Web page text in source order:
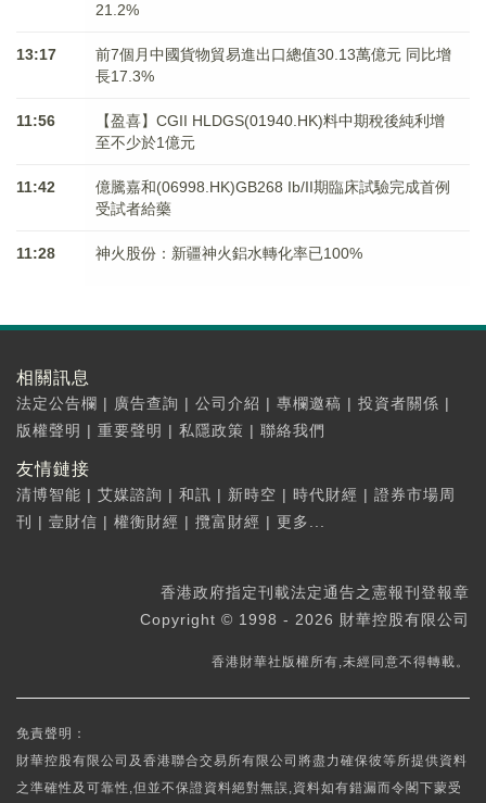
21.2%
13:17
前7個月中國貨物貿易進出口總值30.13萬億元 同比增
長17.3%
11:56
【盈喜】CGII HLDGS(01940.HK)料中期稅後純利增
至不少於1億元
11:42
億騰嘉和(06998.HK)GB268 Ib/II期臨床試驗完成首例
受試者給藥
11:28 神火股份：新疆神火鋁水轉化率已100%
相關訊息
法定公告欄 | 廣告查詢 | 公司介紹 | 專欄邀稿 | 投資者關係 |
版權聲明 | 重要聲明 | 私隱政策 | 聯絡我們
友情鏈接
清博智能 | 艾媒諮詢 | 和訊 | 新時空 | 時代財經 | 證券市場周
刊
| 壹財信 | 權衡財經 | 攬富財經 | 更多...
香港政府指定刊載法定通告之憲報刊登報章
Copyright © 1998 - 2026 財華控股有限公司
香港財華社版權所有,未經同意不得轉載。
免責聲明：
財華控股有限公司及香港聯合交易所有限公司將盡力確保彼等所提供資料
之準確性及可靠性,但並不保證資料絕對無誤,資料如有錯漏而令閣下蒙受